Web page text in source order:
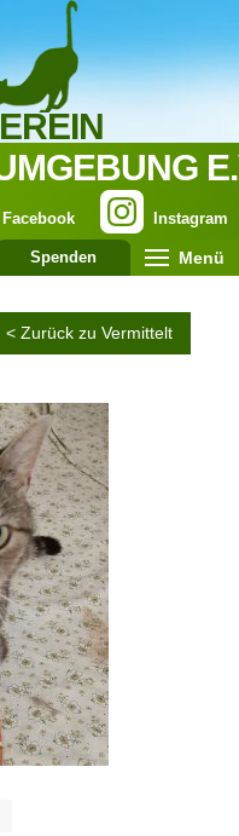
Instagram
Facebook
Spenden Menü
< Zurück zu Vermittelt